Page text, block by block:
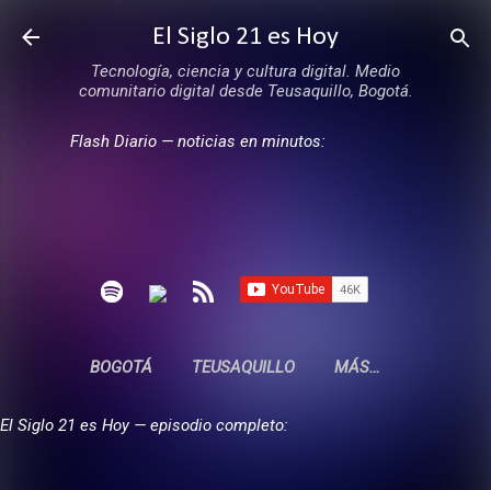
Ir al contenido principal
El Siglo 21 es Hoy
Tecnología, ciencia y cultura digital. Medio
comunitario digital desde Teusaquillo, Bogotá.
Flash Diario — noticias en minutos:
BOGOTÁ TEUSAQUILLO MÁS…
El Siglo 21 es Hoy — episodio completo: